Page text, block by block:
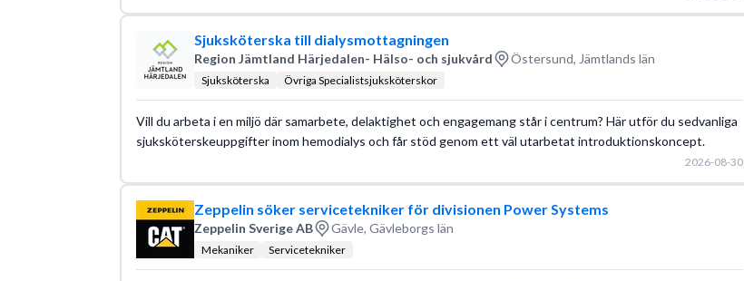
Sjuksköterska till dialysmottagningen
Region Jämtland Härjedalen- Hälso- och sjukvård Östersund, Jämtlands län
Sjuksköterska Övriga Specialistsjuksköterskor
Vill du arbeta i en miljö där samarbete, delaktighet och engagemang står i centrum? Här utför du sedvanliga
sjuksköterskeuppgifter inom hemodialys och får stöd genom ett väl utarbetat introduktionskoncept.
2026-08-30
Zeppelin söker servicetekniker för divisionen Power Systems
Zeppelin Sverige AB Gävle, Gävleborgs län
Mekaniker Servicetekniker